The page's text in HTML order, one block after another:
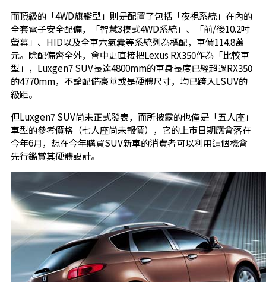
而頂級的「4WD旗艦型」則是配置了包括「夜視系統」在內的
全套電子安全配備，「智慧3模式4WD系統」、「前/後10.2吋
螢幕」、HID以及全車六氣囊等系統列為標配，車價114.8萬
元。除配備齊全外，會中更直接把Lexus RX350作為「比較車
型」，Luxgen7 SUV長達4800mm的車身長度已經超過RX350
的4770mm，不論配備豪華或是硬體尺寸，均已跨入LSUV的
級距。
但Luxgen7 SUV尚未正式發表，而所披露的也僅是「五人座」
車型的參考價格（七人座尚未報價），它的上市日期應會落在
今年6月，想在今年購買SUV新車的消費者可以利用這個機會
先行鑑賞其硬體設計。